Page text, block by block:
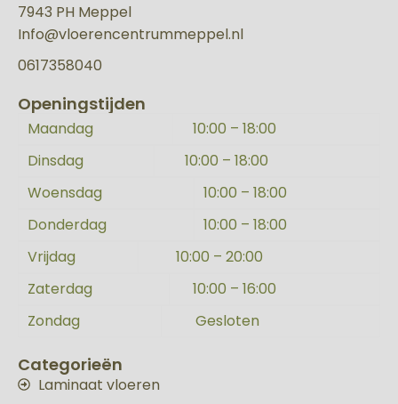
7943 PH Meppel
Info@vloerencentrummeppel.nl
0617358040
Openingstijden
Maandag
10:00 – 18:00
Dinsdag
10:00 – 18:00
Woensdag
10:00 – 18:00
Donderdag
10:00 – 18:00
Vrijdag
10:00 – 20:00
Zaterdag
10:00 – 16:00
Zondag
Gesloten
Categorieën
Laminaat vloeren